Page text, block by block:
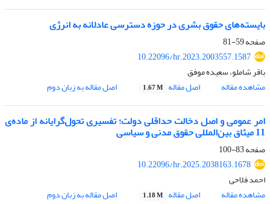
بایسته‌های حقوق بشری در حوزه دسترسی عادلانه به انرژی
صفحه59-81
10.22096/hr.2023.2003557.1587
باقر شاملو، سعیده موفق
مشاهده مقاله
اصل مقاله 1.67 M اصل مقاله به زبان دوم
امر عمومی و اصل دخالت حداقلی دولت؛ تفسیری تحول‌گرایانه از ماده‌ی
11 میثاق بین‌المللی حقوق مدنی و سیاسی
صفحه83-100
10.22096/hr.2025.2038163.1678
احمد فلاحی
مشاهده مقاله
اصل مقاله 1.18 M اصل مقاله به زبان دوم